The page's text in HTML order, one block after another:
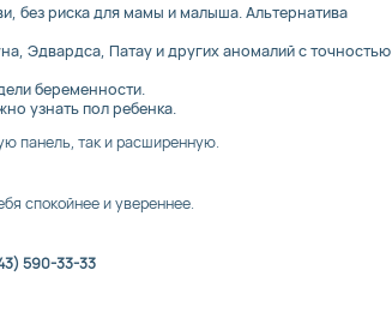
без риска для мамы и малыша. Альтернатива
Эдвардса, Патау и других аномалий с точностью
беременности.
узнать пол ребенка.
панель, так и расширенную.
спокойнее и увереннее.
590-33-33